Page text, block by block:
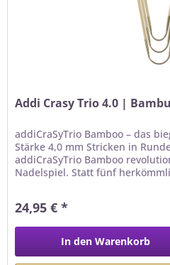
Addi Crasy Trio 4.0 |
addiCraSyTrio Bamboo – das
Stärke 4,0 mm Stricken in
addiCraSyTrio Bamboo
Nadelspiel. Statt fünf
der dritten abgestrickt. Das
24,95 € *
In den Warenkorb